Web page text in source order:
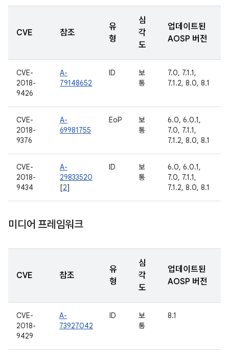
CVE 참조
유
형
심
각
도
업데이트된
AOSP 버전
CVE-
2018-
9426
A-
79148652
ID
보
통
7.0, 7.1.1,
7.1.2, 8.0, 8.1
CVE-
2018-
9376
A-
69981755
EoP
보
통
6.0, 6.0.1,
7.0, 7.1.1,
7.1.2, 8.0, 8.1
CVE-
2018-
9434
A-
29833520
[2]
ID
보
통
6.0, 6.0.1,
7.0, 7.1.1,
7.1.2, 8.0, 8.1
미디어 프레임워크
CVE 참조
유
형
심
각
도
업데이트된
AOSP 버전
CVE-
2018-
9429
A-
73927042
ID
보
통
8.1